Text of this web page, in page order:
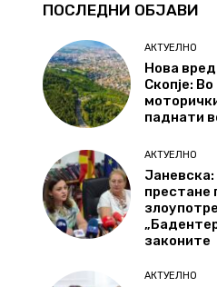
ПОСЛЕДНИ ОБЈАВИ
АКТУЕЛНО
Нова
Скопје:
паднати
АКТУЕЛНО
престане
законите
АКТУЕЛНО